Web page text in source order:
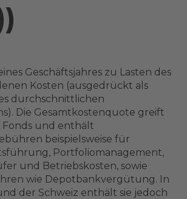
Geschäftsjahres zu Lasten des
Kosten (ausgedrückt als
durchschnittlichen
Die Gesamtkostenquote greift
Fonds und enthält
beispielsweise für
Portfoliomanagement,
und Betriebskosten, sowie
wie Depotbankvergütung. In
der Schweiz enthält sie jedoch